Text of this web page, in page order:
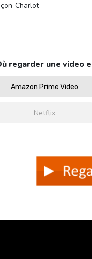
Charlot
regarder une video
Amazon Prime Video
Netflix